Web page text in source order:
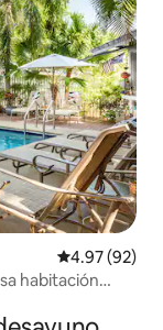
Calificación
4.97 (92)
habitación
desayuno,